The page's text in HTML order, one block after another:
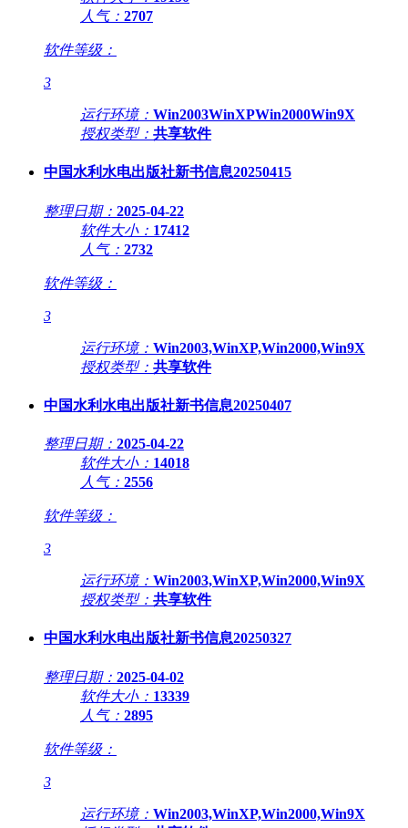
人气： 2707
软件等级：
3
运行环境： Win2003WinXPWin2000Win9X
授权类型： 共享软件
中国水利水电出版社新书信息20250415
整理日期： 2025-04-22
软件大小： 17412
人气： 2732
软件等级：
3
运行环境： Win2003,WinXP,Win2000,Win9X
授权类型： 共享软件
中国水利水电出版社新书信息20250407
整理日期： 2025-04-22
软件大小： 14018
人气： 2556
软件等级：
3
运行环境： Win2003,WinXP,Win2000,Win9X
授权类型： 共享软件
中国水利水电出版社新书信息20250327
整理日期： 2025-04-02
软件大小： 13339
人气： 2895
软件等级：
3
运行环境： Win2003,WinXP,Win2000,Win9X